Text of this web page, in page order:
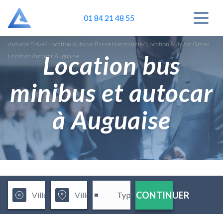
01 84 21 48 55
Autocar Drive/ Location Autocar Basse Normandie/ Location Autocar Orne/
Location Autocar AuguaiseLocation bus
minibus et autocar
à Auguaise
CONTINUER